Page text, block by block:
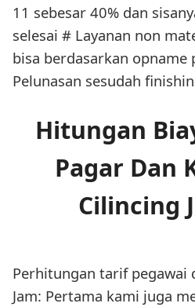
11 sebesar 40% dan
selesai # Layanan non
bisa berdasarkan opname
Pelunasan sesudah
Hitungan
Pagar Dan
Cilincing
Perhitungan tarif pegawai
Jam: Pertama kami juga